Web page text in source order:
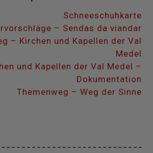
Schneeschuhkarte
– Sendas da viandar
– Kirchen und Kapellen der Val
Medel
und Kapellen der Val Medel –
Dokumentation
Themenweg – Weg der Sinne